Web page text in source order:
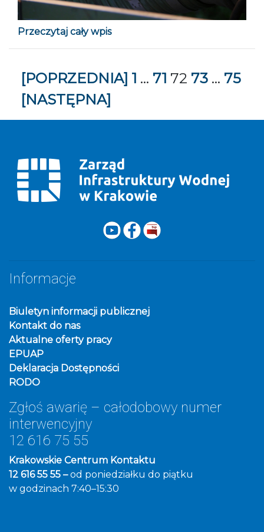
Przeczytaj cały wpis
Zobacz
kolejne
strony
[POPRZEDNIA] 1 … 71 72 73 … 75
[NASTĘPNA]
Informacje
Biuletyn informacji publicznej
Kontakt do nas
Aktualne oferty pracy
EPUAP
Deklaracja Dostępności
RODO
Zgłoś awarię – całodobowy numer
interwencyjny
12 616 75 55
Krakowskie Centrum Kontaktu
12 616 55 55 –od poniedziałku do piątku
w godzinach 7:40–15:30